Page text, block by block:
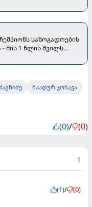
საზოგადოების
მის 1 წლის შვილს
ბაადურ ჯობავა
(0)/ (0)
1
(1)/ (0)